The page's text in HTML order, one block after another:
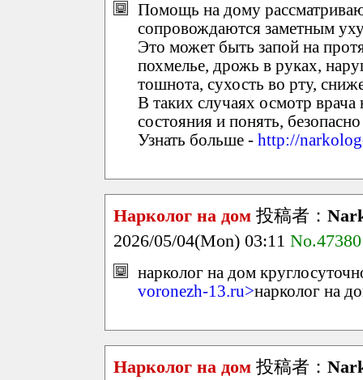
Помощь на дому
сопровождаются заметным
Это может быть запой на
похмелье, дрожь в руках,
тошнота, сухость во рту,
В таких случаях осмотр
состояния и понять,
Узнать больше - http://
Нарколог на дом 投稿者：
2026/05/04(Mon) 03:11 No.47380
нарколог на дом
voronezh-13.ru>нарколог на
Нарколог на дом 投稿者：